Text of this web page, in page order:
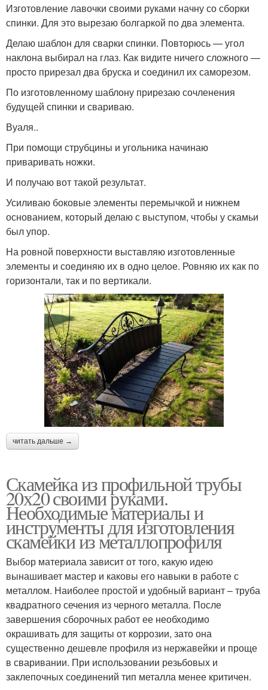
Изготовление лавочки своими руками начну со сборки
спинки. Для это вырезаю болгаркой по два элемента.
Делаю шаблон для сварки спинки. Повторюсь — угол
наклона выбирал на глаз. Как видите ничего сложного —
просто прирезал два бруска и соединил их саморезом.
По изготовленному шаблону прирезаю сочленения
будущей спинки и свариваю.
Вуаля..
При помощи струбцины и угольника начинаю
приваривать ножки.
И получаю вот такой результат.
Усиливаю боковые элементы перемычкой и нижнем
основанием, который делаю с выступом, чтобы у скамьи
был упор.
На ровной поверхности выставляю изготовленные
элементы и соединяю их в одно целое. Ровняю их как по
горизонтали, так и по вертикали.
читать дальше →
Скамейка из профильной трубы
20х20 своими руками.
Необходимые материалы и
инструменты для изготовления
скамейки из металлопрофиля
Выбор материала зависит от того, какую идею
вынашивает мастер и каковы его навыки в работе с
металлом. Наиболее простой и удобный вариант – труба
квадратного сечения из черного металла. После
завершения сборочных работ ее необходимо
окрашивать для защиты от коррозии, зато она
существенно дешевле профиля из нержавейки и проще
в сваривании. При использовании резьбовых и
заклепочных соединений тип металла менее критичен.